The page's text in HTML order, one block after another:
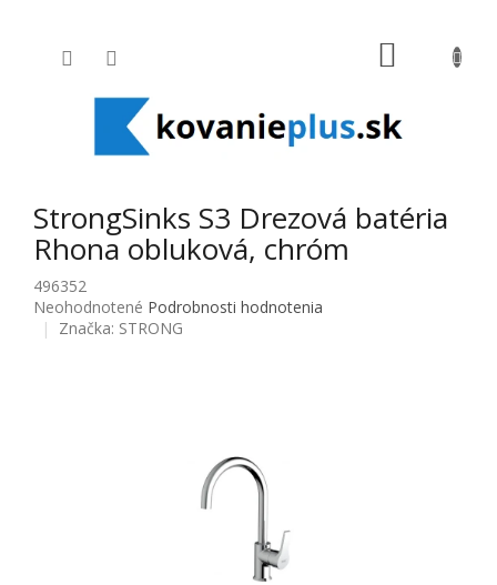
StrongSinks S3 Drezová batéria
Rhona obluková, chróm
496352
Priemerné hodnotenie produktu je 0,0 z 5 hviezdičiek.
Neohodnotené Podrobnosti hodnotenia
Značka: STRONG